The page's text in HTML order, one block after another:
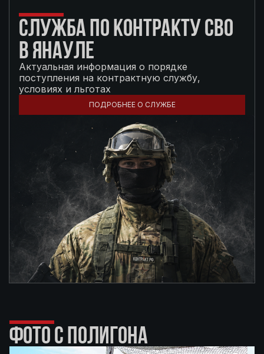
СЛУЖБА ПО КОНТРАКТУ СВО
В ЯНАУЛЕ
Актуальная информация о порядке
поступления на контрактную службу,
условиях и льготах
ПОДРОБНЕЕ О СЛУЖБЕ
ФОТО С ПОЛИГОНА